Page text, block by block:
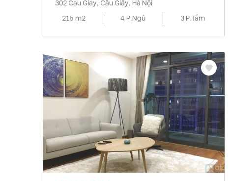
302 Cau Giay, Cầu Giấy, Hà Nội
215 m2
4 P.Ngủ 3 P.Tắm